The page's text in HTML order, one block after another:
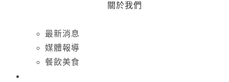
關於我們
最新消息
媒體報導
餐飲美食